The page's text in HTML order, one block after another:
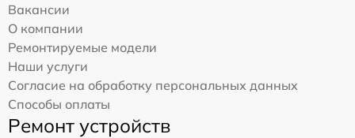
Вакансии
О компании
Ремонтируемые модели
Наши услуги
Согласие на обработку персональных данных
Способы оплаты
Ремонт устройств